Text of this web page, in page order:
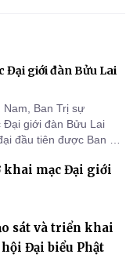
Đại giới đàn Bửu Lai
Ban Trị sự
Đại giới đàn Bửu Lai
đầu tiên được Ban Trị
truyền giới, đào tạo
khai mạc Đại giới
sát và triển khai
Đại biểu Phật